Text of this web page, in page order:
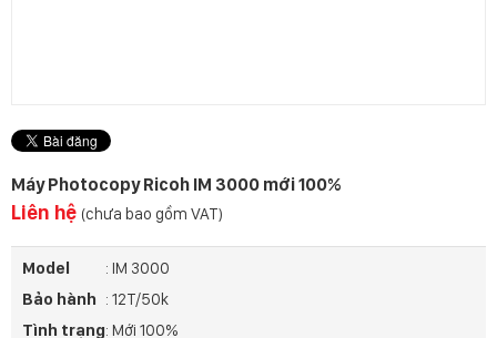
Máy Photocopy Ricoh IM 3000 mới 100%
Liên hệ (chưa bao gồm VAT)
Model
: IM 3000
Bảo hành : 12T/50k
Tình trạng: Mới 100%